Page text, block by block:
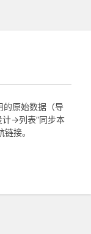
原始数据（导
->列表”同步本
接。